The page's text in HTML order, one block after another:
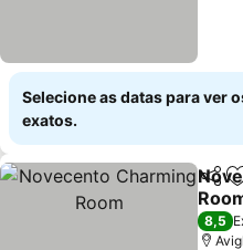
Selecione as datas para ver
exatos.
Ver
8,5